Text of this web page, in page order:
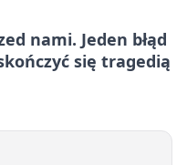
nami. Jeden błąd
się tragedią